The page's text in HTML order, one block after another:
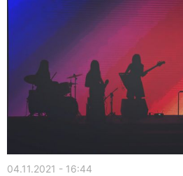
04.11.2021 - 16:44